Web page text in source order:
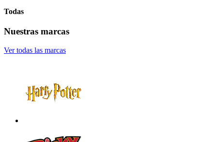
Todas
Nuestras marcas
Ver todas las marcas